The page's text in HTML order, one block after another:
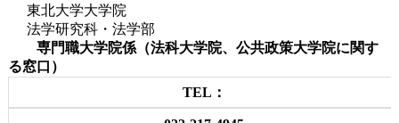
東北大学大学院
法学研究科・法学部
専門職大学院係（法科大学院、公共政策大学院に関す
る窓口）
TEL：